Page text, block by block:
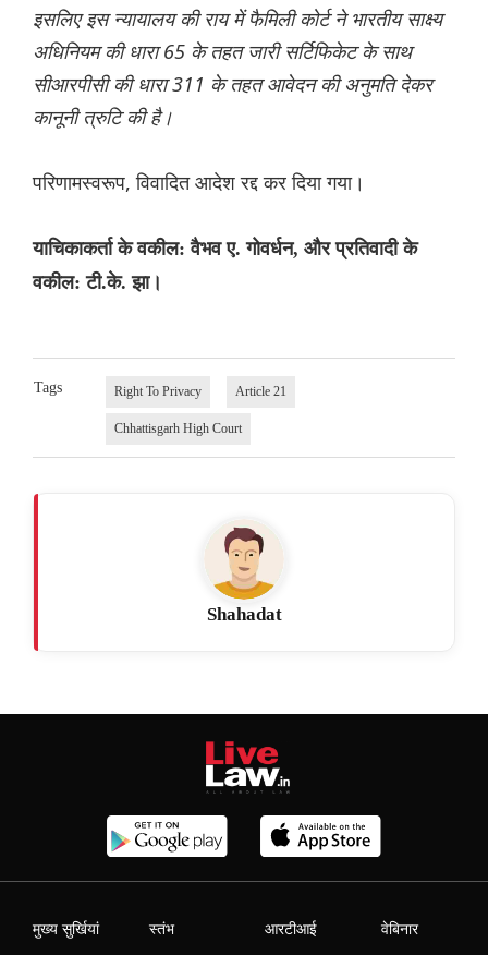
इसलिए इस न्यायालय की राय में फैमिली कोर्ट ने भारतीय साक्ष्य
अधिनियम की धारा 65 के तहत जारी सर्टिफिकेट के साथ
सीआरपीसी की धारा 311 के तहत आवेदन की अनुमति देकर
कानूनी त्रुटि की है।
परिणामस्वरूप, विवादित आदेश रद्द कर दिया गया।
याचिकाकर्ता के वकील: वैभव ए. गोवर्धन, और प्रतिवादी के
वकील: टी.के. झा।
Tags Right To Privacy Article 21
Chhattisgarh High Court
Shahadat
मुख्य सुर्खियां स्तंभ आरटीआई वेबिनार